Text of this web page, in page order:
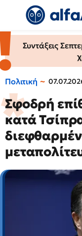
Συντάξεις
Πολιτική
Σφοδρή
κατά